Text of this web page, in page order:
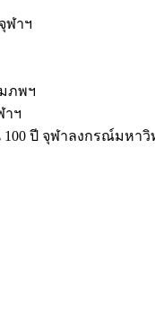
ฬาฯ
ภพฯ
าฯ
ปี จุฬาลงกรณ์มหาวิ